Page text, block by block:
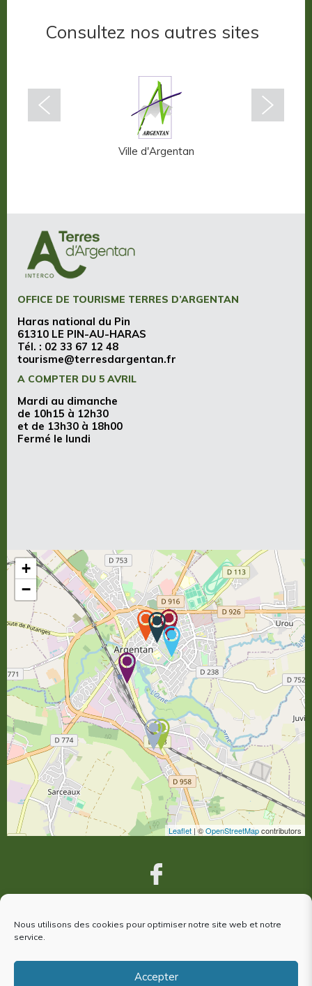
Nous utilisons des cookies pour optimiser notre site web et notre
service.
Accepter
Consultez nos autres sites
Ville d'Argentan
OFFICE DE TOURISME TERRES D’ARGENTAN
Haras national du Pin
61310 LE PIN-AU-HARAS
Tél. : 02 33 67 12 48
tourisme@terresdargentan.fr
A COMPTER DU 5 AVRIL
Mardi au dimanche
de 10h15 à 12h30
et de 13h30 à 18h00
Fermé le lundi
+
−
Leaflet | ©OpenStreetMapcontributors
VOUS ÊTES VENUS À ARGENTAN,